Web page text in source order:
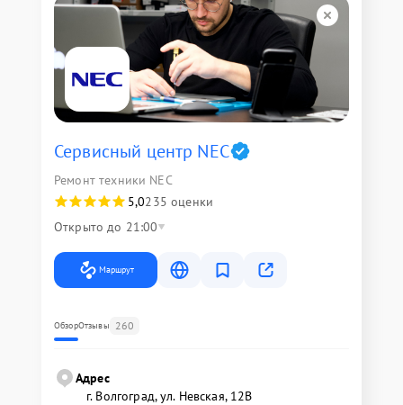
Сервисный центр NEC
Ремонт техники NEC
5,0235 оценки
Открыто до 21:00
Маршрут
ОбзорОтзывы 260
Адрес
г. Волгоград, ул. Невская, 12В